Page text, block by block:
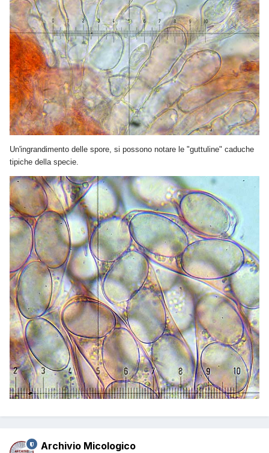
Un'ingrandimento delle spore, si possono notare le "guttuline" caduche
tipiche della specie.
Archivio Micologico